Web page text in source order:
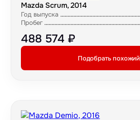
Mazda Scrum, 2014
Год выпуска
Пробег
488 574 ₽
Подобрать похожий